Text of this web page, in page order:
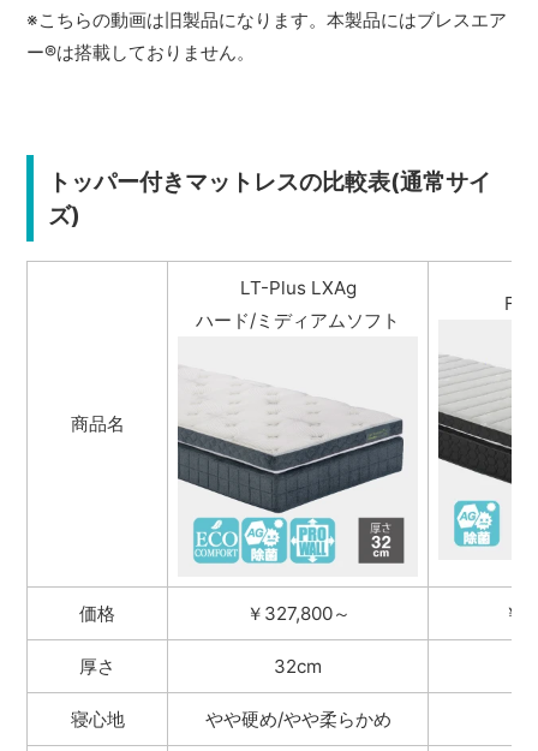
※こちらの動画は旧製品になります。本製品にはブレスエア
ー®は搭載しておりません。
トッパー付きマットレスの比較表(通常サイ
ズ)
商品名
LT-Plus LXAg
ハード/ミディアムソフト
価格 ￥327,800～ ￥
厚さ 32cm
寝心地 やや硬め/やや柔らかめ